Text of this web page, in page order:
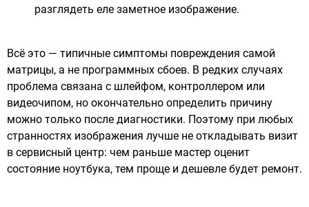
разглядеть еле заметное изображение.
Всё это — типичные симптомы повреждения самой
матрицы, а не программных сбоев. В редких случаях
проблема связана с шлейфом, контроллером или
видеочипом, но окончательно определить причину
можно только после диагностики. Поэтому при любых
странностях изображения лучше не откладывать визит
в сервисный центр: чем раньше мастер оценит
состояние ноутбука, тем проще и дешевле будет ремонт.